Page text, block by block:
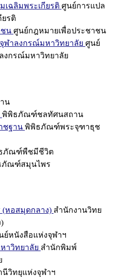
เฉลิมพระเกียรติ ศูนย์การแปล
ยรติ
ชน ศูนย์กฎหมายเพื่อประชาชน
ฬาลงกรณ์มหาวิทยาลัย ศูนย์
งกรณ์มหาวิทยาลัย
น
พิพิธภัณฑ์ชลทัศนสถาน
ชฐาน พิพิธภัณฑ์พระจุฑาธุช
ภัณฑ์พืชมีชีวิต
ภัณฑ์สมุนไพร
(หอสมุดกลาง) สำนักงานวิทย
ย์หนังสือแห่งจุฬาฯ
าวิทยาลัย สำนักพิมพ์
นีวิทยุแห่งจุฬาฯ